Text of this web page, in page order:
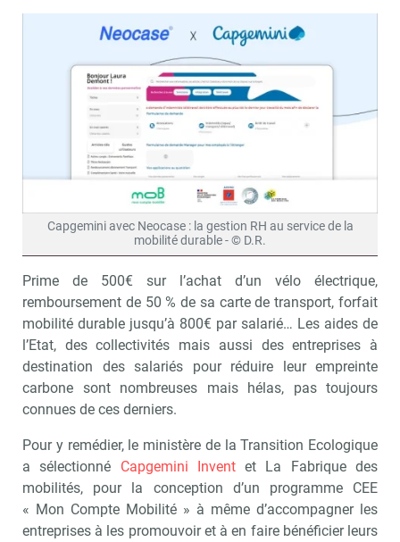
Capgemini avec Neocase : la gestion RH au service de la
mobilité durable - © D.R.
Prime de 500€ sur l’achat d’un vélo électrique,
remboursement de 50 % de sa carte de transport, forfait
mobilité durable jusqu’à 800€ par salarié… Les aides de
l’Etat, des collectivités mais aussi des entreprises à
destination des salariés pour réduire leur empreinte
carbone sont nombreuses mais hélas, pas toujours
connues de ces derniers.
Pour y remédier, le ministère de la Transition Ecologique
a sélectionné Capgemini Inventet La Fabrique des
mobilités, pour la conception d’un programme CEE
« Mon Compte Mobilité » à même d’accompagner les
entreprises à les promouvoir et à en faire bénéficier leurs